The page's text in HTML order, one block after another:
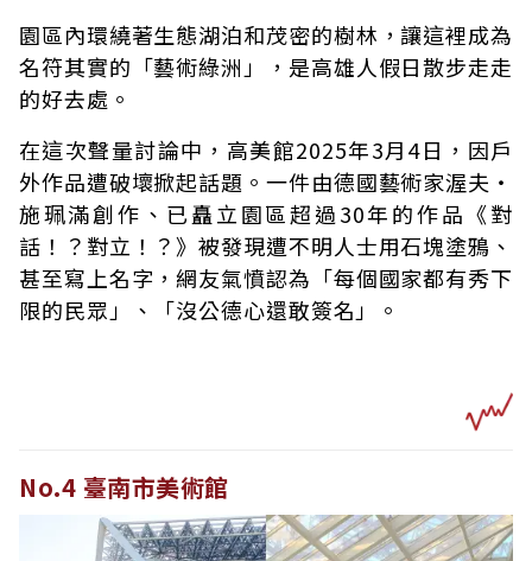
園區內環繞著生態湖泊和茂密的樹林，讓這裡成為
名符其實的「藝術綠洲」，是高雄人假日散步走走
的好去處。
在這次聲量討論中，高美館2025年3月4日，因戶
外作品遭破壞掀起話題。一件由德國藝術家渥夫・
施珮滿創作、已矗立園區超過30年的作品《對
話！？對立！？》被發現遭不明人士用石塊塗鴉、
甚至寫上名字，網友氣憤認為「每個國家都有秀下
限的民眾」、「沒公德心還敢簽名」。
No.4 臺南市美術館